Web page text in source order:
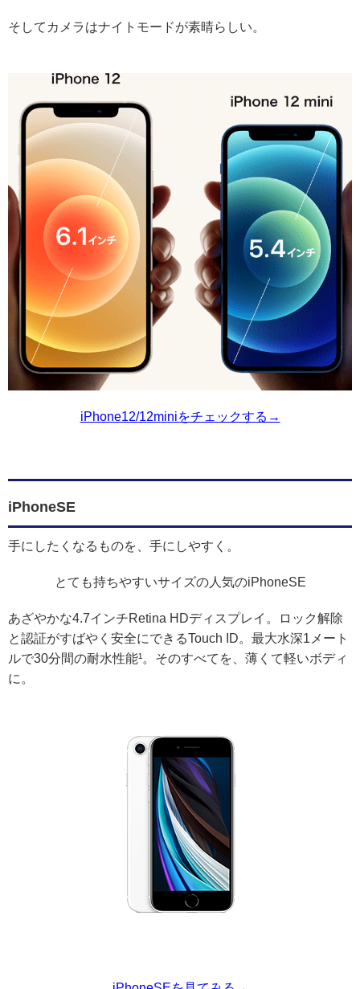
そしてカメラはナイトモードが素晴らしい。
iPhone12/12miniをチェックする→
iPhoneSE
手にしたくなるものを、手にしやすく。
とても持ちやすいサイズの人気のiPhoneSE
あざやかな4.7インチRetina HDディスプレイ。ロック解除
と認証がすばやく安全にできるTouch ID。最大水深1メート
ルで30分間の耐水性能¹。そのすべてを、薄くて軽いボディ
に。